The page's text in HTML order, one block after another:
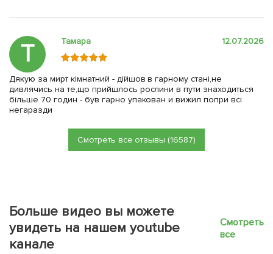
Т Тамара 12.07.2026
Дякую за мирт кімнатний - дійшов в гарному стані,не
дивлячись на те,що прийшлось рослини в пути знаходиться
більше 70 годин - був гарно упакован и вижил попри всі
негаразди
Смотреть все отзывы (16587)
Больше видео вы можете
увидеть на нашем youtube
канале
Смотреть
все